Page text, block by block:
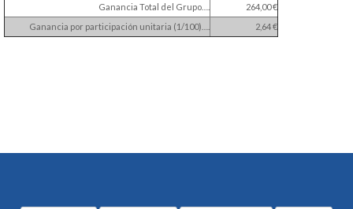
Ganancia Total del Grupo….
264,00 €
Ganancia por participación unitaria (1/100)….
2,64 €